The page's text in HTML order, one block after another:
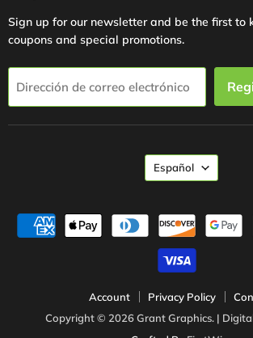
Sign up for our newsletter and be the first to
coupons and special promotions.
Dirección de correo electrónico
Account Privacy Policy
Copyright © 2026 Grant Graphics. |
Idioma
Español